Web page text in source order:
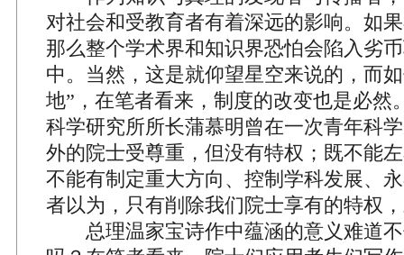
对社会和受教育者有着深远的影响。如
那么整个学术界和知识界恐怕会陷入劣
中。当然，这是就仰望星空来说的，而
地”，在笔者看来，制度的改变也是必然
科学研究所所长蒲慕明曾在一次青年科
外的院士受尊重，但没有特权；既不能
不能有制定重大方向、控制学科发展、
者以为，只有削除我们院士享有的特权
总理温家宝诗作中蕴涵的意义难道不